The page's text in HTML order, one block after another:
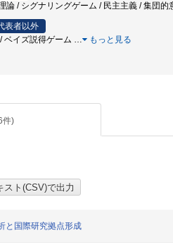
論 / シグナリングゲーム / 民主主義 / 集団
表者以外
ベイズ説得ゲーム … もっと見る
件)
と国際研究拠点形成